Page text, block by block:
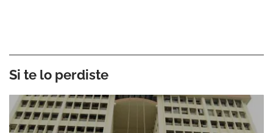
Si te lo perdiste